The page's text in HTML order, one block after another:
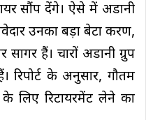
सौंप देंगे। ऐसे में अडानी
उनका बड़ा बेटा करण,
हैं। चारों अडानी ग्रुप
रिपोर्ट के अनुसार, गौतम
लिए रिटायरमेंट लेने का